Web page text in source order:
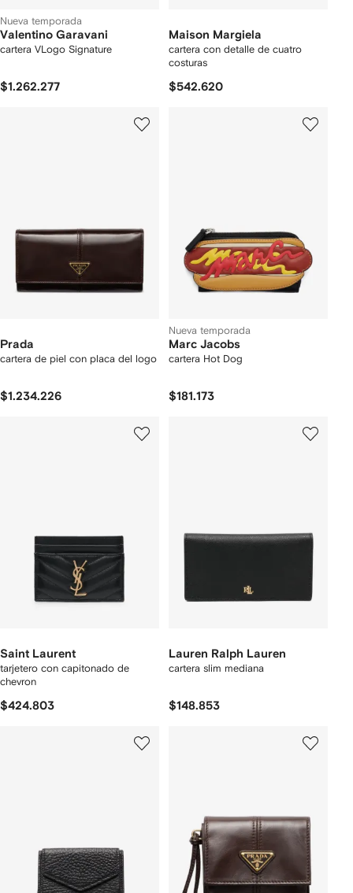
Nueva temporada
Valentino Garavani
cartera VLogo Signature
$1.262.277
Maison Margiela
cartera con detalle de cuatro
costuras
$542.620
Prada
cartera de piel con placa del logo
$1.234.226
Nueva temporada
Marc Jacobs
cartera Hot Dog
$181.173
Saint Laurent
tarjetero con capitonado de
chevron
$424.803
Lauren Ralph Lauren
cartera slim mediana
$148.853